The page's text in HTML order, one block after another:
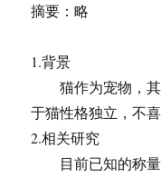
摘要：略
1.背景
猫作为宠物，其
于猫性格独立，不
2.相关研究
目前已知的称量